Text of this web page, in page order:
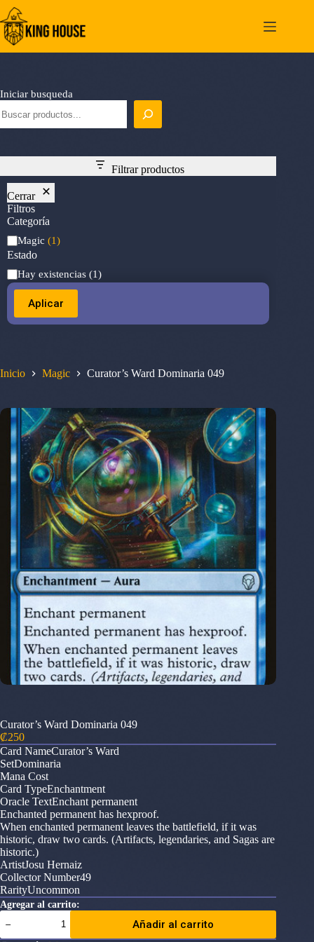
Saltar
al
contenido
Inicio Magic Curator’s Ward Dominaria 049
Curator’s Ward Dominaria 049
₡250
Card NameCurator’s Ward
SetDominaria
Mana Cost
Card TypeEnchantment
Oracle TextEnchant permanent
Enchanted permanent has hexproof.
When enchanted permanent leaves the battlefield, if it was
historic, draw two cards. (Artifacts, legendaries, and Sagas are
historic.)
ArtistJosu Hernaiz
Collector Number49
RarityUncommon
Agregar al carrito:
Curator's
Ward
Dominaria
Añadir al carrito
Iniciar busqueda
Filtrar productos
Cerrar
Filtros
Categoría
Categoría
Magic (1)
Estado
Estado
Hay existencias (1)
Aplicar